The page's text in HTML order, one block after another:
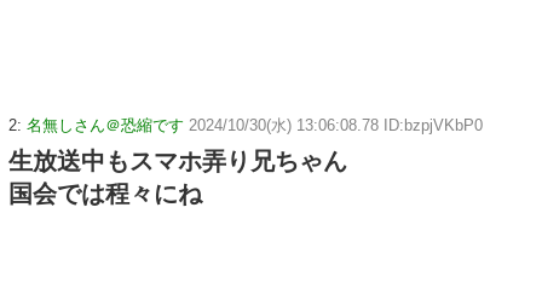
2: 名無しさん＠恐縮です 2024/10/30(水) 13:06:08.78 ID:bzpjVKbP0
生放送中もスマホ弄り兄ちゃん
国会では程々にね